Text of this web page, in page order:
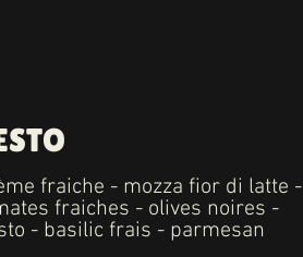
fraiche - mozza fior di latte -
fraiches - olives noires -
- basilic frais - parmesan